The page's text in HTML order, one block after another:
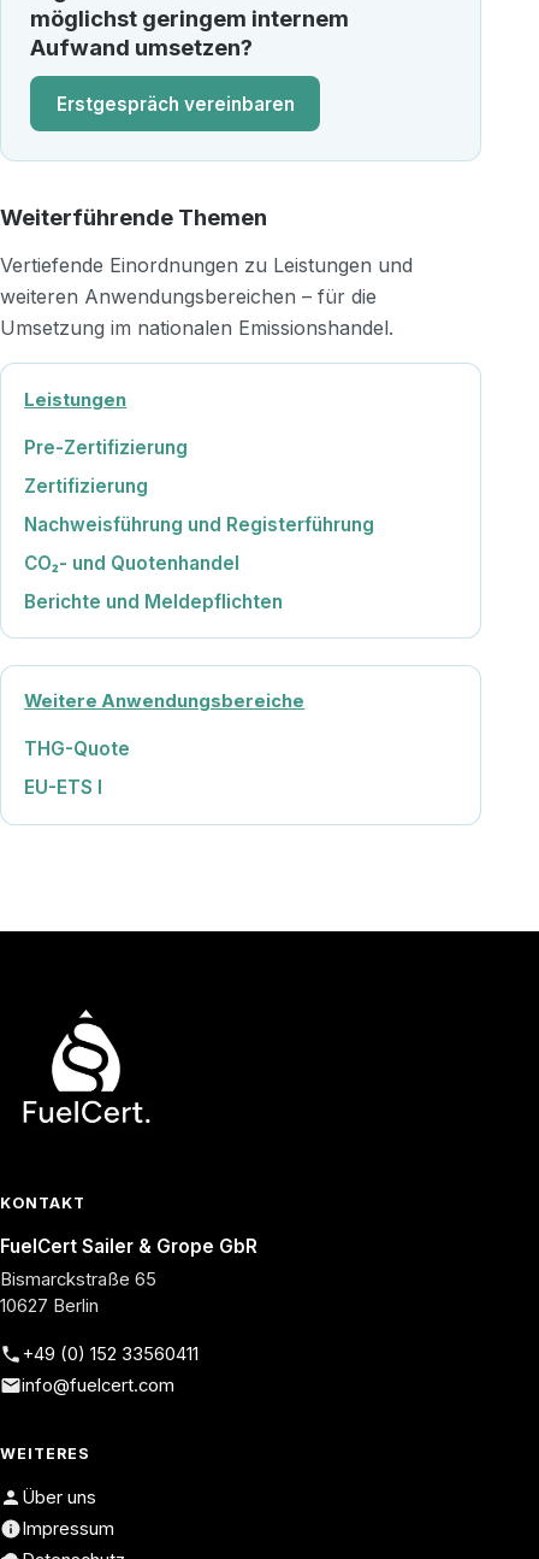
möglichst geringem internem
Aufwand umsetzen?
Erstgespräch vereinbaren
Weiterführende Themen
Vertiefende Einordnungen zu Leistungen und
weiteren Anwendungsbereichen – für die
Umsetzung im nationalen Emissionshandel.
Leistungen
Pre-Zertifizierung
Zertifizierung
Nachweisführung und Registerführung
CO₂- und Quotenhandel
Berichte und Meldepflichten
Weitere Anwendungsbereiche
THG-Quote
EU-ETS I
KONTAKT
FuelCert Sailer & Grope GbR
Bismarckstraße 65
10627 Berlin
+49 (0) 152 33560411
info@fuelcert.com
WEITERES
Über uns
Impressum